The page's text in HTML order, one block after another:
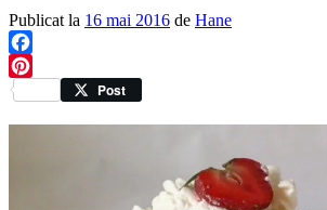
Publicat la 16 mai 2016 de Hane
Facebook
Pinterest
Post